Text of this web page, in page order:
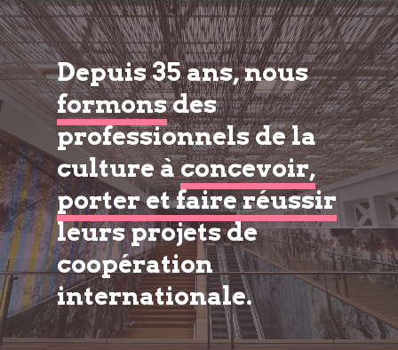
Depuis 35 ans, nous
formonsdes
professionnels de la
culture àconcevoir,
porter et faire réussir
leurs projets de
coopération
internationale.